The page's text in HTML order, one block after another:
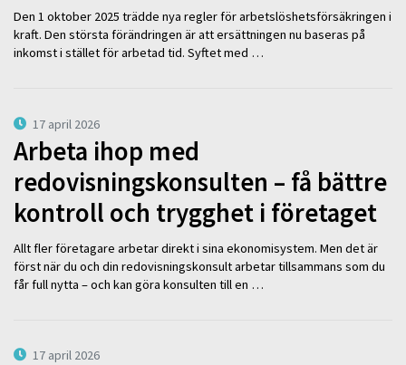
Den 1 oktober 2025 trädde nya regler för arbetslöshetsförsäkringen i
kraft. Den största förändringen är att ersättningen nu baseras på
inkomst i stället för arbetad tid. Syftet med …
17 april 2026
Arbeta ihop med
redovisningskonsulten – få bättre
kontroll och trygghet i företaget
Allt fler företagare arbetar direkt i sina ekonomisystem. Men det är
först när du och din redovisningskonsult arbetar tillsammans som du
får full nytta – och kan göra konsulten till en …
17 april 2026